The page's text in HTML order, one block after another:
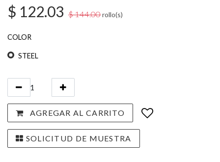
$ 122.03 $144.00rollo(s)
COLOR
STEEL
AGREGAR AL CARRITO
SOLICITUD DE MUESTRA